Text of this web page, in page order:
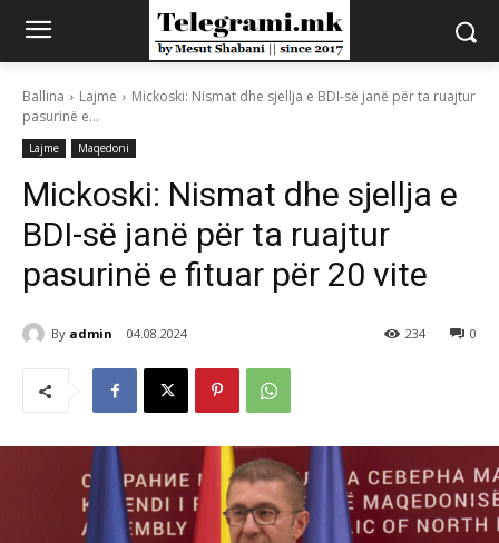
Ballina Lajme
Mickoski: Nismat dhe sjellja e BDI-së janë për ta ruajtur
pasurinë e...
Lajme Maqedoni
Mickoski: Nismat dhe sjellja e
BDI-së janë për ta ruajtur
pasurinë e fituar për 20 vite
By admin 04.08.2024 0
234